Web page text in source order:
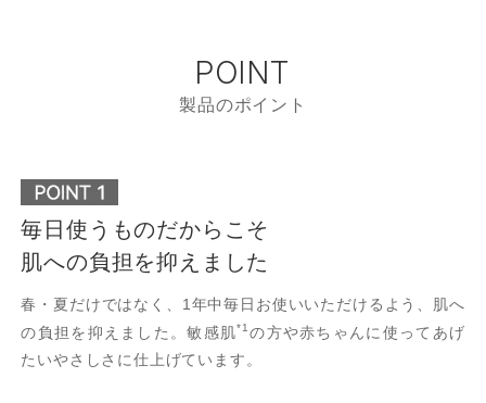
POINT
製品のポイント
毎日使うものだからこそ
肌への負担を抑えました
春・夏だけではなく、1年中毎日お使いいただけるよう、肌へ
の負担を抑えました。敏感肌*1 の方や赤ちゃんに使ってあげ
たいやさしさに仕上げています。